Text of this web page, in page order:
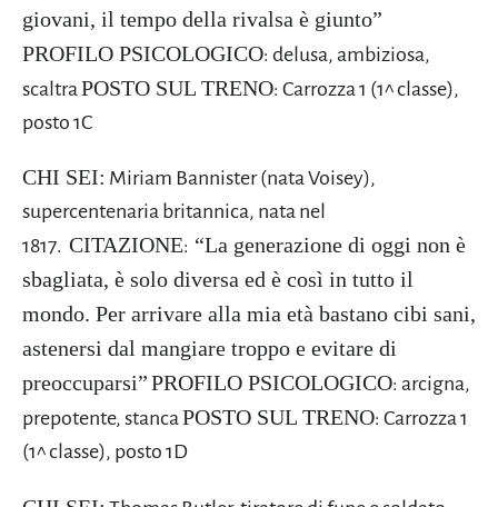
giovani, il tempo della rivalsa è giunto”
PROFILO PSICOLOGICO: delusa, ambiziosa,
scaltraPOSTO SUL TRENO: Carrozza 1 (1^ classe),
posto 1C
CHI SEI: Miriam Bannister (nata Voisey),
supercentenaria britannica, nata nel
1817. CITAZIONE: “La generazione di oggi non è
sbagliata, è solo diversa ed è così in tutto il
mondo. Per arrivare alla mia età bastano cibi sani,
astenersi dal mangiare troppo e evitare di
preoccuparsi”PROFILO PSICOLOGICO: arcigna,
prepotente, stancaPOSTO SUL TRENO: Carrozza 1
(1^ classe), posto 1D